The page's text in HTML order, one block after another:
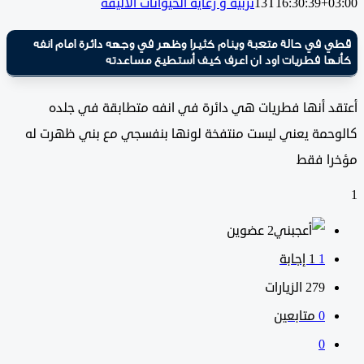
في حالة متعبة وينام كثيرا وظهر في وجهه دائرة امام انفه
فطريات اود ان اعرف كيف أستطيع مساعدته
أنها فطريات هي دائرة في انفه متطابقة في جلده
يعني ليست منتفخة لونها بنفسجي مع بني ظهرت له
فقط
‫2 عضوين
279 الزيارات
متابعين